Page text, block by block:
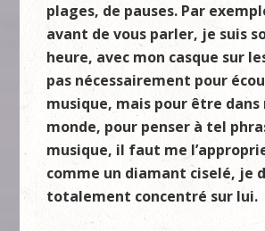
plages, de pauses. Par
avant de vous parler, je suis
heure, avec mon casque sur
pas nécessairement pour
musique, mais pour être dans
monde, pour penser à tel
musique, il faut me
comme un diamant ciselé, je
totalement concentré sur lui.